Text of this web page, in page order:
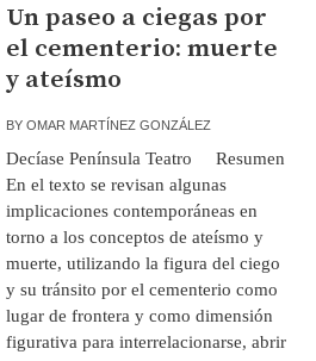
Un paseo a ciegas por
el cementerio: muerte
y ateísmo
BYOMAR MARTÍNEZ GONZÁLEZ
Decíase Península Teatro Resumen
En el texto se revisan algunas
implicaciones contemporáneas en
torno a los conceptos de ateísmo y
muerte, utilizando la figura del ciego
y su tránsito por el cementerio como
lugar de frontera y como dimensión
figurativa para interrelacionarse, abrir